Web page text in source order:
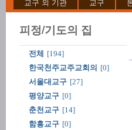
피정/기도의 집
전체
[194]
한국천주교주교회의 [0]
서울대교구 [27]
평양교구 [0]
춘천교구 [14]
함흥교구 [0]